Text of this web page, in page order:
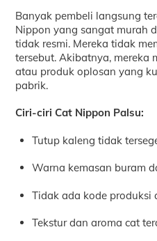
Banyak pembeli langsung
Nippon yang sangat murah
tidak resmi. Mereka tidak
tersebut. Akibatnya, mereka
atau produk oplosan yang
pabrik.
Ciri-ciri Cat Nippon Palsu:
Tutup kaleng tidak
Warna kemasan buram
Tidak ada kode produksi
Tekstur dan aroma cat